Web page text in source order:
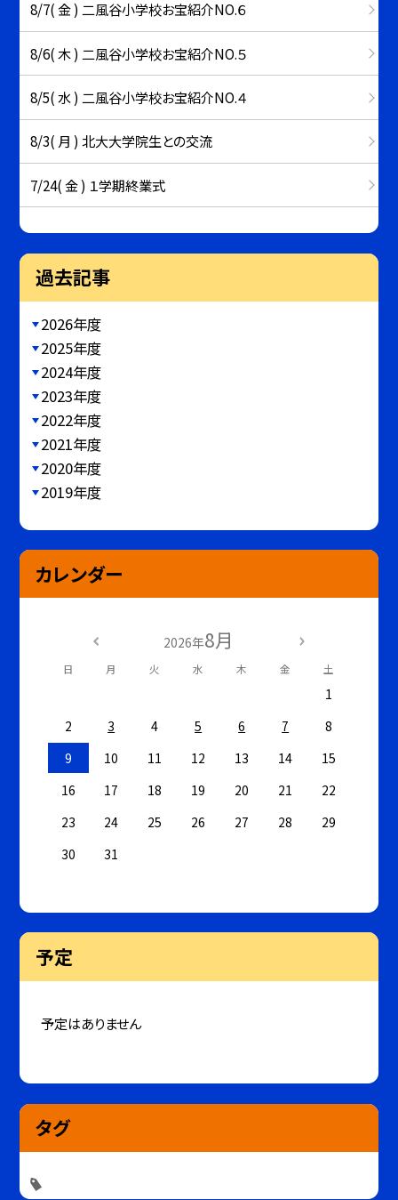
8/7( 金 ) 二風谷小学校お宝紹介NO.６
8/6( 木 ) 二風谷小学校お宝紹介NO.５
8/5( 水 ) 二風谷小学校お宝紹介NO.４
8/3( 月 ) 北大大学院生との交流
7/24( 金 ) １学期終業式
過去記事
2026年度
2025年度
2024年度
2023年度
2022年度
2021年度
2020年度
2019年度
カレンダー
2026年8月
日 月 火 水 木 金 土
1
2
3 4 5 6 7
8
9
10 11 12 13 14
15
16
17 18 19 20 21
22
23
24 25 26 27 28
29
30
31
予定
予定はありません
タグ